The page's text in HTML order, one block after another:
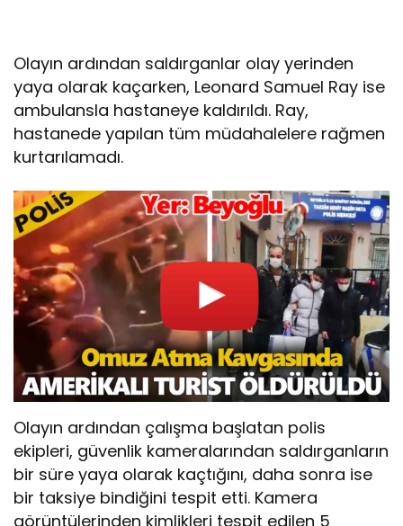
Olayın ardından saldırganlar olay yerinden
yaya olarak kaçarken, Leonard Samuel Ray ise
ambulansla hastaneye kaldırıldı. Ray,
hastanede yapılan tüm müdahalelere rağmen
kurtarılamadı.
Olayın ardından çalışma başlatan polis
ekipleri, güvenlik kameralarından saldırganların
bir süre yaya olarak kaçtığını, daha sonra ise
bir taksiye bindiğini tespit etti. Kamera
görüntülerinden kimlikleri tespit edilen 5